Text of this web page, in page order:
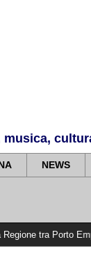
NEWS
Empedocle e